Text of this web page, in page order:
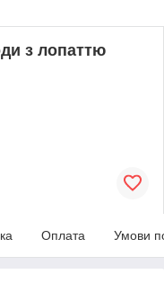
з лопаттю
Оплата Умови